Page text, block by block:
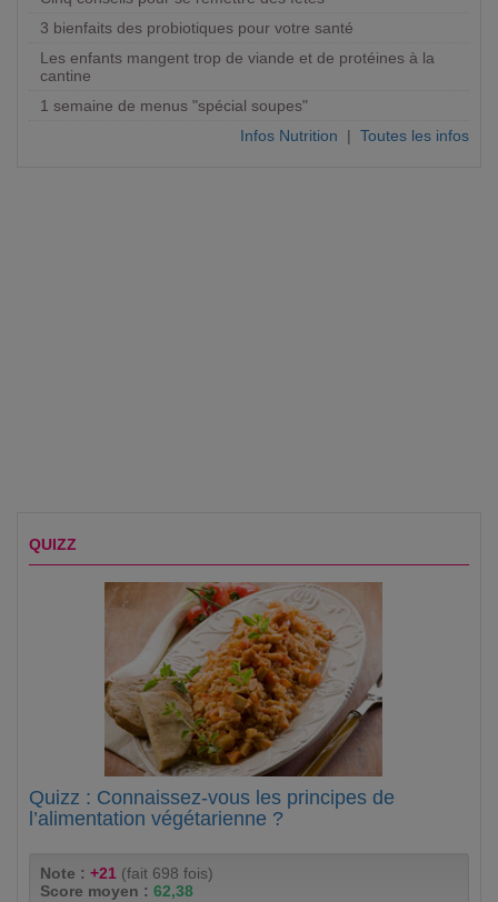
3 bienfaits des probiotiques pour votre santé
Les enfants mangent trop de viande et de protéines à la
cantine
1 semaine de menus "spécial soupes"
Infos Nutrition | Toutes les infos
QUIZZ
Quizz : Connaissez-vous les principes de
l’alimentation végétarienne ?
Note : +21 (fait 698 fois)
Score moyen : 62,38